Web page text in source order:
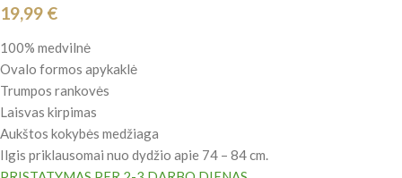
19,99 €
100% medvilnė
Ovalo formos apykaklė
Trumpos rankovės
Laisvas kirpimas
Aukštos kokybės medžiaga
Ilgis priklausomai nuo dydžio apie 74 – 84 cm.